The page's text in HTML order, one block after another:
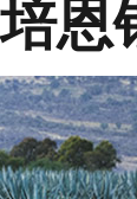
培恩